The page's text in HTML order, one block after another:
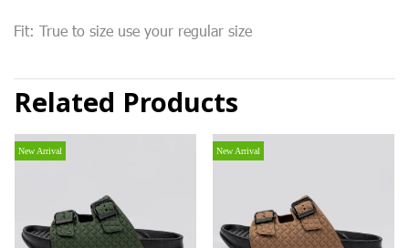
Fit: True to size use your regular size
Related Products
New Arrival New Arrival